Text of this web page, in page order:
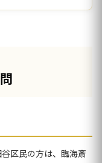
区民の方は、臨海斎